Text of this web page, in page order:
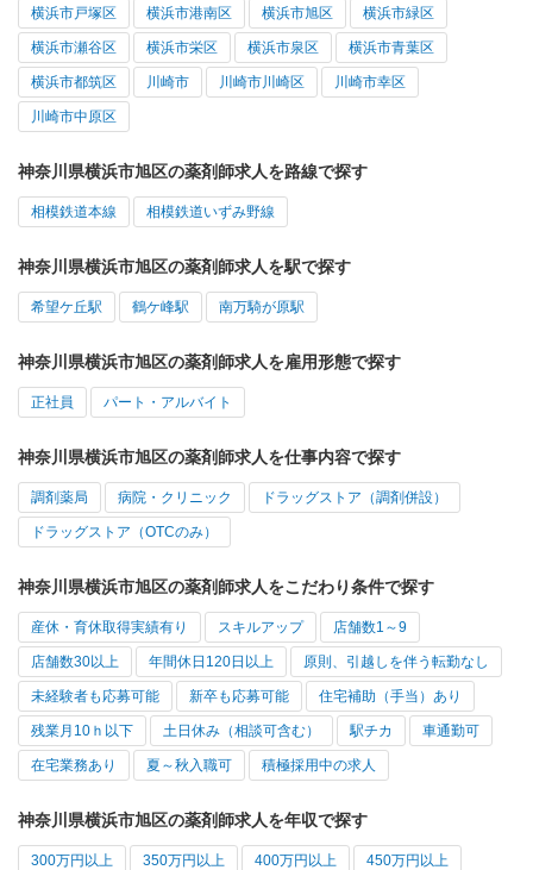
横浜市戸塚区 横浜市港南区 横浜市旭区 横浜市緑区
横浜市瀬谷区 横浜市栄区 横浜市泉区 横浜市青葉区
横浜市都筑区 川崎市 川崎市川崎区 川崎市幸区
川崎市中原区
神奈川県横浜市旭区の薬剤師求人を路線で探す
相模鉄道本線 相模鉄道いずみ野線
神奈川県横浜市旭区の薬剤師求人を駅で探す
希望ケ丘駅 鶴ケ峰駅 南万騎が原駅
神奈川県横浜市旭区の薬剤師求人を雇用形態で探す
正社員 パート・アルバイト
神奈川県横浜市旭区の薬剤師求人を仕事内容で探す
調剤薬局 病院・クリニック ドラッグストア（調剤併設）
ドラッグストア（OTCのみ）
神奈川県横浜市旭区の薬剤師求人をこだわり条件で探す
産休・育休取得実績有り スキルアップ 店舗数1～9
店舗数30以上 年間休日120日以上 原則、引越しを伴う転勤なし
未経験者も応募可能 新卒も応募可能 住宅補助（手当）あり
残業月10ｈ以下 土日休み（相談可含む） 駅チカ 車通勤可
在宅業務あり 夏～秋入職可 積極採用中の求人
神奈川県横浜市旭区の薬剤師求人を年収で探す
300万円以上 350万円以上 400万円以上 450万円以上